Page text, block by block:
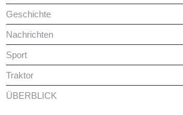
Geschichte
Nachrichten
Sport
Traktor
ÜBERBLICK